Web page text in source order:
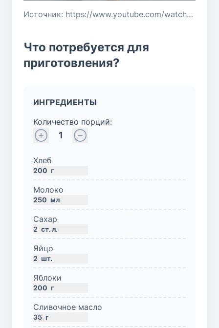
Источник: https://www.youtube.com/watch?v=ygDku2MHlWc
Что потребуется для
приготовления?
ИНГРЕДИЕНТЫ
Количество порций:
1
Хлеб
200 г
Молоко
250 мл
Сахар
2 ст. л.
Яйцо
2 шт.
Яблоки
200 г
Сливочное масло
35 г